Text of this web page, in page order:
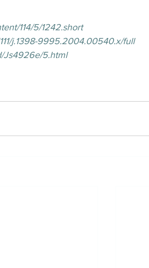
114/5/1242.short
j.1398-9995.2004.00540.x/full
Js4926e/5.html